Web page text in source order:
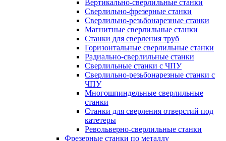
Вертикально-сверлильные станки
Сверлильно-фрезерные станки
Сверлильно-резьбонарезные станки
Магнитные сверлильные станки
Станки для сверления труб
Горизонтальные сверлильные станки
Радиально-сверлильные станки
Сверлильные станки с ЧПУ
Сверлильно-резьбонарезные станки с
ЧПУ
Многошпиндельные сверлильные
станки
Станки для сверления отверстий под
катетеры
Револьверно-сверлильные станки
Фрезерные станки по металлу